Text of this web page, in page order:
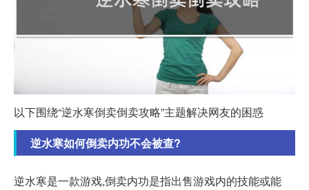
以下围绕“逆水寒倒卖倒卖攻略”主题解决网友的困惑
逆水寒如何倒卖内功不会被查?
逆水寒是一款游戏,倒卖内功是指出售游戏内的技能或能